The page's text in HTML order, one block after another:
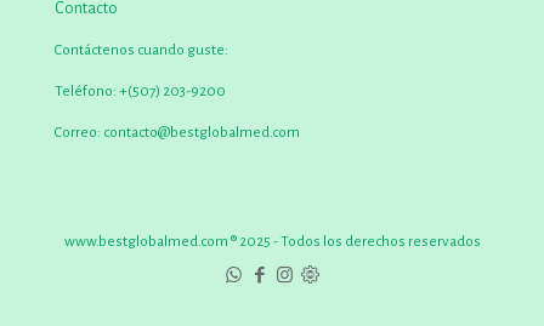
Contacto
Contáctenos cuando guste:
Teléfono: +(507) 203-9200
Correo: contacto@bestglobalmed.com
www.bestglobalmed.com ® 2025 - Todos los derechos reservados